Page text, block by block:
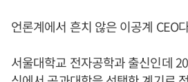
언론계에서 흔치 않은 이공계 CEO
서울대학교 전자공학과 출신인데